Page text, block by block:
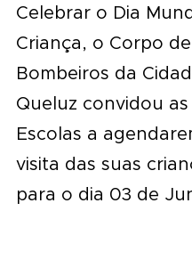
Celebrar o Dia
Criança, o Corpo de
Bombeiros da
Queluz convidou as
Escolas a
visita das suas
para o dia 03 de